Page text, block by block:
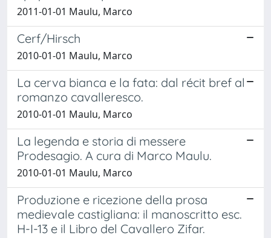
2011-01-01 Maulu, Marco
Cerf/Hirsch
2010-01-01 Maulu, Marco
La cerva bianca e la fata: dal récit bref al
romanzo cavalleresco.
2010-01-01 Maulu, Marco
La legenda e storia di messere
Prodesagio. A cura di Marco Maulu.
2010-01-01 Maulu, Marco
Produzione e ricezione della prosa
medievale castigliana: il manoscritto esc.
H-I-13 e il Libro del Cavallero Zifar.